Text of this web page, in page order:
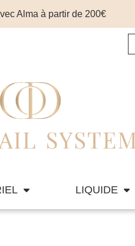
Alma à partir de 200€
LIQUIDE